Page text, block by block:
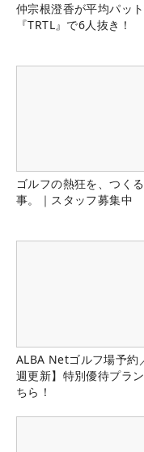
仲宗根澄香が平均パッ
『TRTL』で6人抜き！
ゴルフの熱狂を、つく
事。｜スタッフ募集中
ALBA Netゴルフ場予約
週更新】特別優待プラ
ちら！